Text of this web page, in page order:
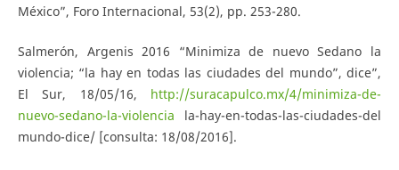
México”, Foro Internacional, 53(2), pp. 253-280.
Salmerón, Argenis 2016 “Minimiza de nuevo Sedano la
violencia; “la hay en todas las ciudades del mundo”, dice”,
El Sur, 18/05/16, http://suracapulco.mx/4/minimiza-de-
nuevo-sedano-la-violencia la-hay-en-todas-las-ciudades-del
mundo-dice/ [consulta: 18/08/2016].